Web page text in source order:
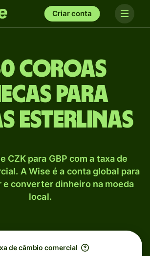
Criar conta
Coroas
para
esterlinas
CZK para GBP com a taxa de
A Wise é a conta global para
e converter dinheiro na moeda
local.
de câmbio comercial